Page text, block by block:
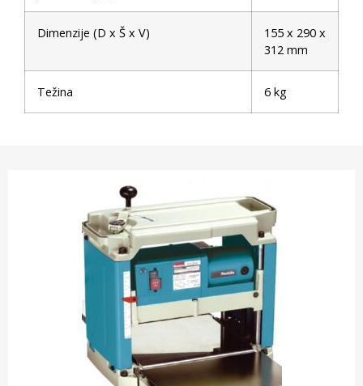
Dimenzije (D x Š x V)
155 x 290 x
312 mm
Težina 6 kg